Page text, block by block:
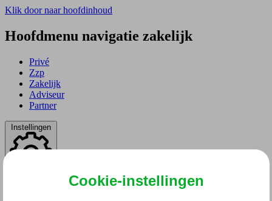
Klik door naar hoofdinhoud
Hoofdmenu navigatie zakelijk
Privé
Zzp
Zakelijk
Adviseur
Partner
Instellingen
Dyslexie lettertypeCookie-instellingen